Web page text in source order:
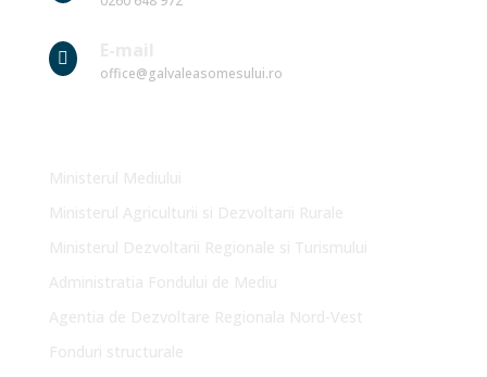

office@galvaleasomesului.ro